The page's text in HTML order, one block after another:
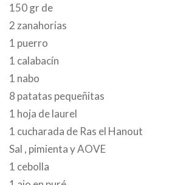
150 gr de
2 zanahorias
1 puerro
1 calabacín
1 nabo
8 patatas pequeñitas
1 hoja de laurel
1 cucharada de Ras el Hanout
Sal , pimienta y AOVE
1 cebolla